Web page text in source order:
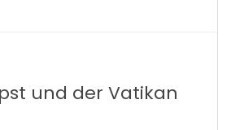
und der Vatikan